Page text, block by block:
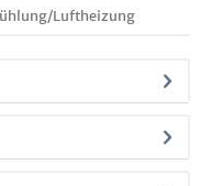
Luftheizung